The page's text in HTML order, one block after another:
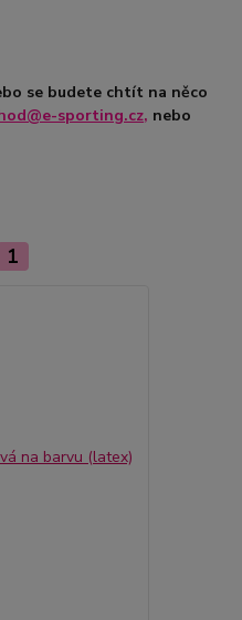
se budete chtít na něco
sporting.cz, nebo
1